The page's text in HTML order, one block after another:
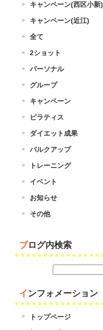
キャンペーン(西区小新)
キャンペーン(近江)
全て
2ショット
パーソナル
グループ
キャンペーン
ピラティス
ダイエット成果
バルクアップ
トレーニング
イベント
お知らせ
その他
ブログ内検索
インフォメーション
トップページ